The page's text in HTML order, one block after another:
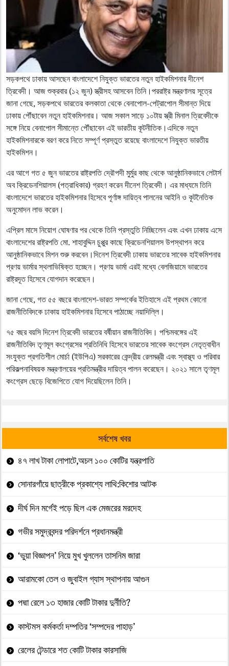
সড়কপথে ঢাকায় আসছেন বাংলাদেশে নিযুক্ত ভারতের নতুন হাইকমিশনার দীনেশ
ত্রিবেদী। আজ শুক্রবার (১২ জুন) স্ত্রীসহ আসবেন তিনি।পররাষ্ট্র মন্ত্রণালয় সূত্রে
জানা গেছে, সড়কপথে ভারতের কলকাতা থেকে বেনাপোল-পেট্রাপোল সীমান্ত দিয়ে
ঢাকায় পৌঁছাবেন নতুন হাইকমিশনার। আজ সকাল সাড়ে ১০টায় স্ত্রী মিনাল ত্রিবেদীকে
সঙ্গে নিয়ে বেনাপোল সীমান্তে পৌঁছাবেন এই ভারতীয় কূটনীতিক।এদিকে নতুন
হাইকমিশনারকে বরণ করে নিতে সম্পূর্ণ প্রস্তুত রয়েছে বাংলাদেশে নিযুক্ত ভারতীয়
হাইকমিশন।
এর আগে গত ৫ জুন ভারতের রাষ্ট্রপতি দ্রৌপদী মুর্মুর কাছ থেকে আনুষ্ঠানিকভাবে লেটার্স
অব ক্রিডেনশিয়ালস (পত্রাধিকার) গ্রহণ করেন দীনেশ ত্রিবেদী। এর মাধ্যমে তিনি
বাংলাদেশে ভারতের হাইকমিশনার হিসেবে পূর্ণাঙ্গ দায়িত্ব পালনের আইনি ও কূটনৈতিক
অনুমোদন লাভ করেন।
এপ্রিল মাসে নিয়োগ ঘোষণার পর থেকে তিনি প্রস্তুতি নিচ্ছিলেন এবং এখন ঢাকায় এসে
বাংলাদেশের রাষ্ট্রপতি মো. শাহাবুদ্দিন চুপ্পুর কাছে ক্রিডেনশিয়ালস উপস্থাপন করে
আনুষ্ঠানিকভাবে মিশন শুরু করবেন।দিনেশ ত্রিবেদী ঢাকায় ভারতের সাবেক হাইকমিশনার
প্রণয় ভার্মার স্থলাভিষিক্ত হচ্ছেন। প্রণয় ভার্মা এরই মধ্যে বেলজিয়ামে ভারতের
রাষ্ট্রদূত হিসেবে যোগদান করেছেন।
জানা গেছে, গত ৫৫ বছরে বাংলাদেশ-ভারত সম্পর্কের ইতিহাসে এই প্রথম কোনো
রাজনীতিবিদকে ঢাকায় হাইকমিশনার হিসেবে পাঠাচ্ছে নয়াদিল্লি।
৭৫ বছর বয়সি দিনেশ ত্রিবেদী ভারতের বর্ষীয়ান রাজনীতিবিদ। পশ্চিমবঙ্গের এই
রাজনীতিবিদ তৃণমূল কংগ্রেসের প্রতিনিধি হিসেবে ভারতের সাবেক কংগ্রেস নেতৃত্বাধীন
সংযুক্ত প্রগতিশীল মোর্চা (ইউপিএ) সরকারের কেন্দ্রীয় রেলমন্ত্রী এবং স্বাস্থ্য ও পরিবার
পরিকল্পনাবিষয়ক মন্ত্রণালয়ের প্রতিমন্ত্রীর দায়িত্ব পালন করেছেন। ২০২১ সালে তৃণমূল
কংগ্রেস ছেড়ে বিজেপিতে যোগ দিয়েছিলেন তিনি।
সর্বশেষ খবর
৪৭ লাখ টাকা লোপাটে,অচল ১০০ কোটির যন্ত্রপাতি
সোনারগাঁয়ে ছাত্রীকে প্রকাশ্যে লাথি:কিশোর আটক
দীর্ঘ দিন মর্গেই পড়ে ছিল এক মেজরের মরদেহ
গভীর সমুদ্রবন্দর পরিদর্শনে প্রধানমন্ত্রী
‘ভুয়া বিজ্ঞাপন’ নিয়ে মুখ খুললেন তাসনিম জারা
আরামকো তেল ও জুবাইল গ্যাস স্থাপনায় আগুন
পদ্মা রেলে ১৩ হাজার কোটি টাকার দুর্নীতি?
কাস্টমস কর্মকর্তা দম্পতির ‘সম্পদের পাহাড়’
রেলের টেন্ডারে শত কোটি টাকার কারসাজি